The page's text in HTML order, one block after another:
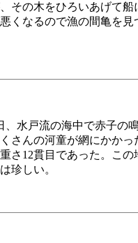
その木をひろいあげて
くなるので漁の間亀を
、水戸流の海中で赤子の
さんの河童が網にかかっ
さ12貫目であった。こ
珍しい。